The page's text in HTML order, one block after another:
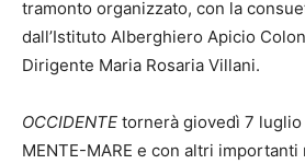
tramonto organizzato, con la
dall’Istituto Alberghiero Apicio
Dirigente Maria Rosaria Villani.
OCCIDENTE tornerà giovedì 7
MENTE-MARE​ e con altri